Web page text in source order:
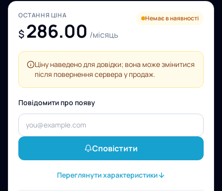
ОСТАННЯ ЦІНА
$286.00 /місяць
Немає в наявності
Ціну наведено для довідки; вона може змінитися
після повернення сервера у продаж.
Повідомити про появу
Сповістити
Переглянути характеристики